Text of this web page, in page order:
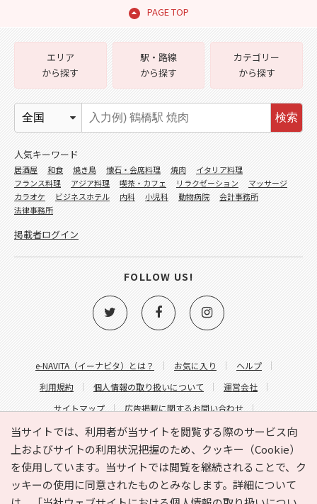
PAGE TOP
当サイトでは、利用者が当サイトを閲覧する際のサービス向
上およびサイトの利用状況把握のため、クッキー（Cookie）
を使用しています。当サイトでは閲覧を継続されることで、ク
ッキーの使用に同意されたものとみなします。詳細について
e-NAVITA（イーナビタ）とは？ お気に入り
ヘルプ
利用規約
個人情報の取り扱いについて
運営会社
サイトマップ
広告掲載に関するお問い合わせ
サイトの内容に関するお問い合わせ
エリア
から探す
駅・路線
から探す
カテゴリー
から探す
検索
人気キーワード
居酒屋 和食 焼き鳥 懐石・会席料理 焼肉
イタリア料理
フランス料理
アジア料理 喫茶・カフェ リラクゼーション
マッサージ
カラオケ
ビジネスホテル 内科 小児科 動物病院
会計事務所
法律事務所
掲載者ログイン
FOLLOW US!